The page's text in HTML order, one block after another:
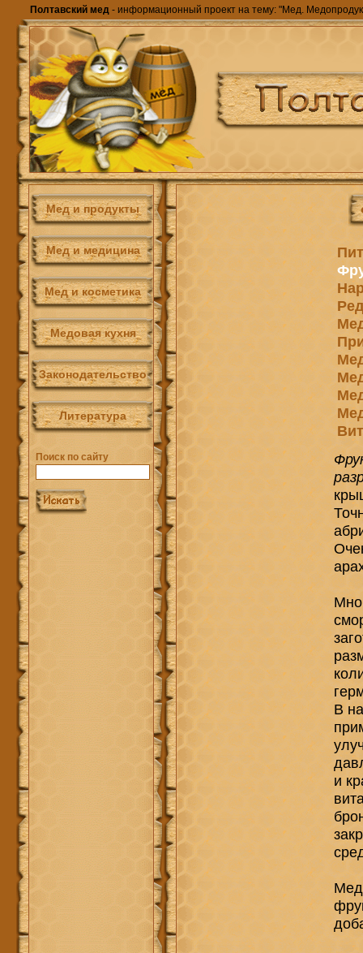
Полтавский мед - информационный проект на тему: "Мед.
Мед и продукты
Мед и медицина
Мед и косметика
Медовая кухня
Законодательство
Литература
Поиск по сайту
В
и
Мед